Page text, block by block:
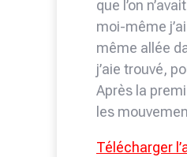
que l’on
moi-même
même allée
j’aie trouvé,
Après la
les
Télécharger